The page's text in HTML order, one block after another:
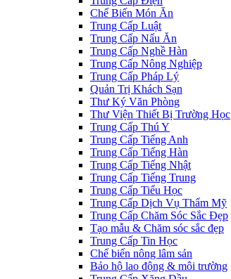
Chế Biến Món Ăn
Trung Cấp Luật
Trung Cấp Nấu Ăn
Trung Cấp Nghề Hàn
Trung Cấp Nông Nghiệp
Trung Cấp Pháp Lý
Quản Trị Khách Sạn
Thư Ký Văn Phòng
Thư Viện Thiết Bị Trường Học
Trung Cấp Thú Y
Trung Cấp Tiếng Anh
Trung Cấp Tiếng Hàn
Trung Cấp Tiếng Nhật
Trung Cấp Tiếng Trung
Trung Cấp Tiểu Học
Trung Cấp Dịch Vụ Thẩm Mỹ
Trung Cấp Chăm Sóc Sắc Đẹp
Tạo mẫu & Chăm sóc sắc đẹp
Trung Cấp Tin Học
Chế biến nông lâm sản
Bảo hộ lao động & môi trường